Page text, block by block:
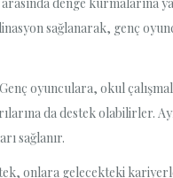
denge kurmalarına
sağlanarak, genç
oyunculara, okul
da destek olabilirler.
sağlanır.
onlara gelecekteki